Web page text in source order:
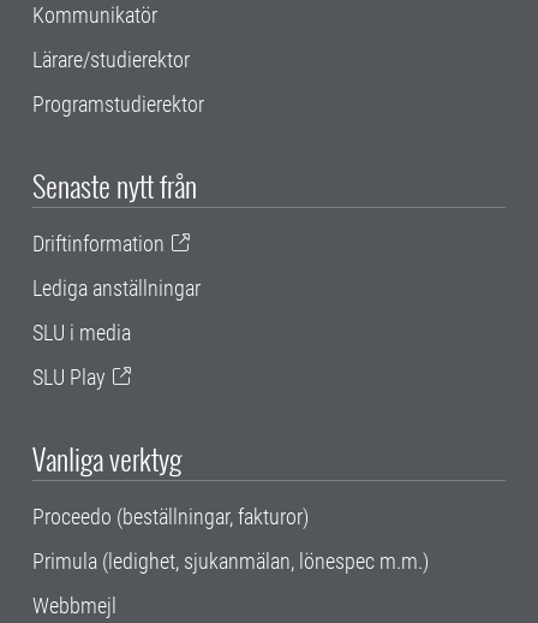
Kommunikatör
Lärare/studierektor
Programstudierektor
Senaste nytt från
Driftinformation
Lediga anställningar
SLU i media
SLU Play
Vanliga verktyg
Proceedo (beställningar, fakturor)
Primula (ledighet, sjukanmälan, lönespec m.m.)
Webbmejl